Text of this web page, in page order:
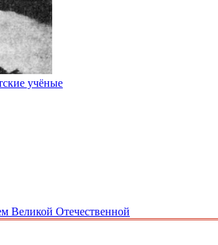
учёные
Великой Отечественной